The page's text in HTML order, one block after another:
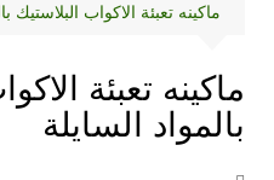
ماكينه تعبئة الاكواب البلاستيك
ماكينه تعبئة
بالمواد السايلة